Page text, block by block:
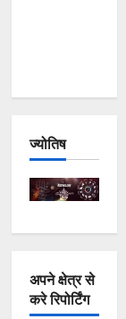
ज्योतिष
अपने क्षेत्र से
करे रिपोर्टिंग